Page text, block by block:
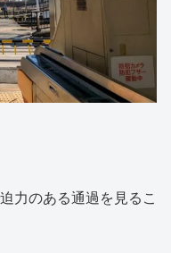
力のある通過を見るこ